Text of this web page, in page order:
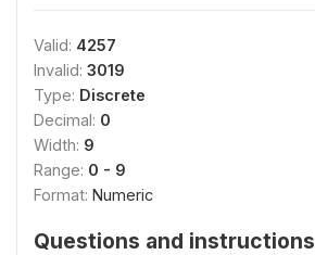
Valid: 4257
Invalid: 3019
Type: Discrete
Decimal: 0
Width: 9
Range: 0 - 9
Format: Numeric
Questions and instructions